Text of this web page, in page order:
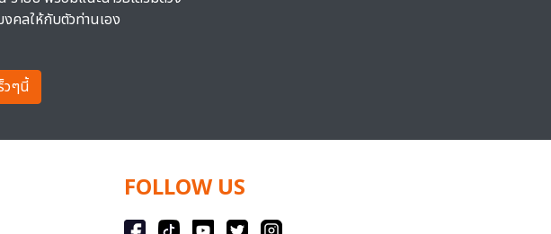
คลให้กับตัวท่านเอง
วๆนี้
FOLLOW US